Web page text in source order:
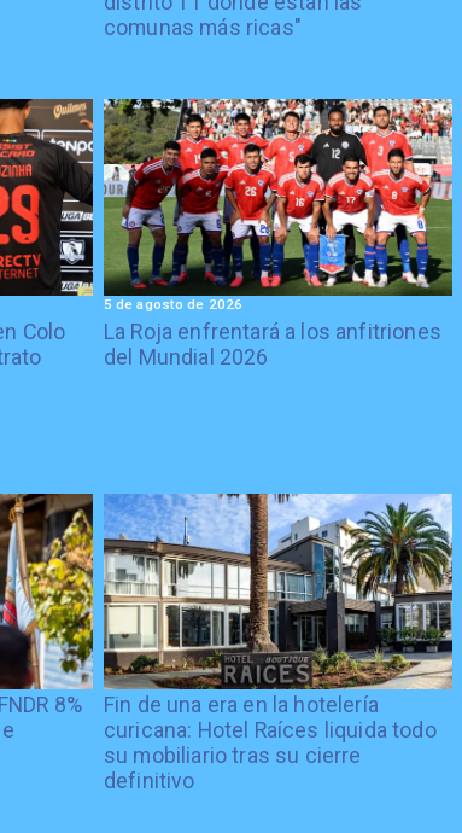
comunas más ricas"
Colo
La Roja enfrentará a los anfitriones
del Mundial 2026
5 de agosto de 2026
8%
Fin de una era en la hotelería
curicana: Hotel Raíces liquida todo
su mobiliario tras su cierre
definitivo